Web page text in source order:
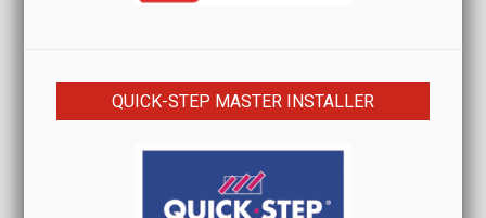
QUICK-STEP MASTER INSTALLER